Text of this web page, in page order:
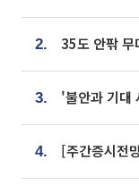
2.
3.
4.